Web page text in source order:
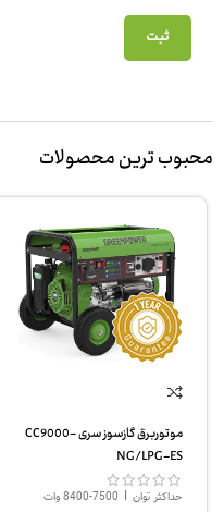
محبوب ترین محصولات
موتوربرق گازسوز سری CC9000-
NG/LPG-ES
حداکثر توان | 7500-8400 وات